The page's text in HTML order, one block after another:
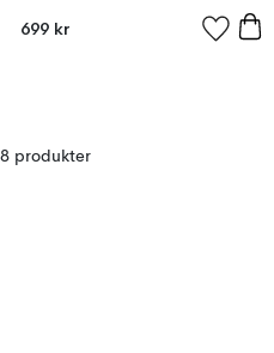
699 kr
produkter